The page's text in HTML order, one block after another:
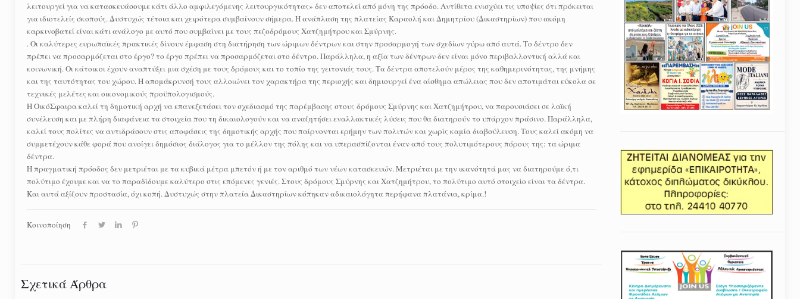
λειτουργεί για να κατασκευάσουμε κάτι άλλο αμφιλεγόμενης λειτουργικότητας» δεν αποτελεί από μόνη της πρόοδο. Αντίθετα ενισχύει τις υποψίες ότι πρόκειται
για ιδιοτελείς σκοπούς. Δυστυχώς τέτοια και χειρότερα συμβαίνουν σήμερα. Η ανάπλαση της πλατείας Καραολή και Δημητρίου (Δικαστηρίων) που ακόμη
καρκινοβατεί είναι κάτι ανάλογο με αυτό που συμβαίνει με τους πεζοδρόμους Χατζημήτρου και Σμύρνης.
. Οι καλύτερες ευρωπαϊκές πρακτικές δίνουν έμφαση στη διατήρηση των ώριμων δέντρων και στην προσαρμογή των σχεδίων γύρω από αυτά. Το δέντρο δεν
πρέπει να προσαρμόζεται στο έργο? το έργο πρέπει να προσαρμόζεται στο δέντρο. Παράλληλα, η αξία των δέντρων δεν είναι μόνο περιβαλλοντική αλλά και
κοινωνική. Οι κάτοικοι έχουν αναπτύξει μια σχέση με τους δρόμους και το τοπίο της γειτονιάς τους. Τα δέντρα αποτελούν μέρος της καθημερινότητας, της μνήμης
και της ταυτότητας του χώρου. Η απομάκρυνσή τους αλλοιώνει τον χαρακτήρα της περιοχής και δημιουργεί ένα αίσθημα απώλειας που δεν αποτιμάται εύκολα σε
τεχνικές μελέτες και οικονομικούς προϋπολογισμούς.
Η ΟικόΣφαιρα καλεί τη δημοτική αρχή να επανεξετάσει τον σχεδιασμό της παρέμβασης στους δρόμους Σμύρνης και Χατζημήτρου, να παρουσιάσει σε λαϊκή
συνέλευση και με πλήρη διαφάνεια τα στοιχεία που τη δικαιολογούν και να αναζητήσει εναλλακτικές λύσεις που θα διατηρούν το υπάρχον πράσινο. Παράλληλα,
καλεί τους πολίτες να αντιδράσουν στις αποφάσεις της δημοτικής αρχής που παίρνονται ερήμην των πολιτών και χωρίς καμία διαβούλευση. Τους καλεί ακόμη να
συμμετέχουν κάθε φορά που ανοίγει δημόσιος διάλογος για το μέλλον της πόλης και να υπερασπίζονται έναν από τους πολυτιμότερους πόρους της: τα ώριμα
δέντρα.
Η πραγματική πρόοδος δεν μετριέται με τα κυβικά μέτρα μπετόν ή με τον αριθμό των νέων κατασκευών. Μετριέται με την ικανότητά μας να διατηρούμε ό,τι
πολύτιμο έχουμε και να το παραδίδουμε καλύτερο στις επόμενες γενιές. Στους δρόμους Σμύρνης και Χατζημήτρου, το πολύτιμο αυτό στοιχείο είναι τα δέντρα.
Και αυτά αξίζουν προστασία, όχι κοπή. Δυστυχώς στην πλατεία Δικαστηρίων κόπηκαν αδικαιολόγητα περήφανα πλατάνια, κρίμα.!
Κοινοποίηση
Σχετικά Άρθρα